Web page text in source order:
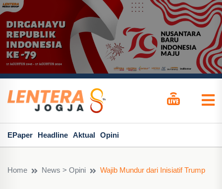
EPaper Headline Aktual Opini
Home News > Opini Wajib Mundur dari Inisiatif Trump